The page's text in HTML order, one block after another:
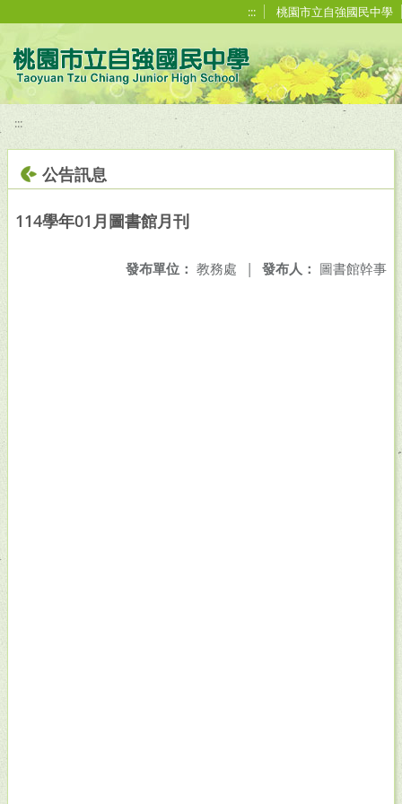
::: 桃園市立自強國民中學
:::
公告訊息
114學年01月圖書館月刊
發布人： 圖書館幹事
發布單位： 教務處 |